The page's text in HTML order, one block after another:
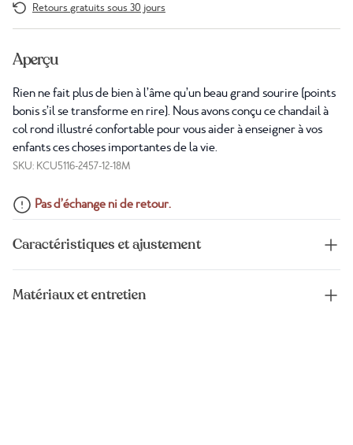
Retours gratuits sous 30 jours
Aperçu
Rien ne fait plus de bien à l’âme qu’un beau grand sourire (points
bonis s’il se transforme en rire). Nous avons conçu ce chandail à
col rond illustré confortable pour vous aider à enseigner à vos
enfants ces choses importantes de la vie.
SKU: KCU5116-2457-12-18M
Pas d’échange ni de retour.
Caractéristiques et ajustement
Matériaux et entretien